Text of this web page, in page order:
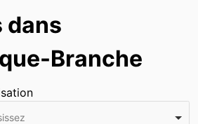
dans
Branche